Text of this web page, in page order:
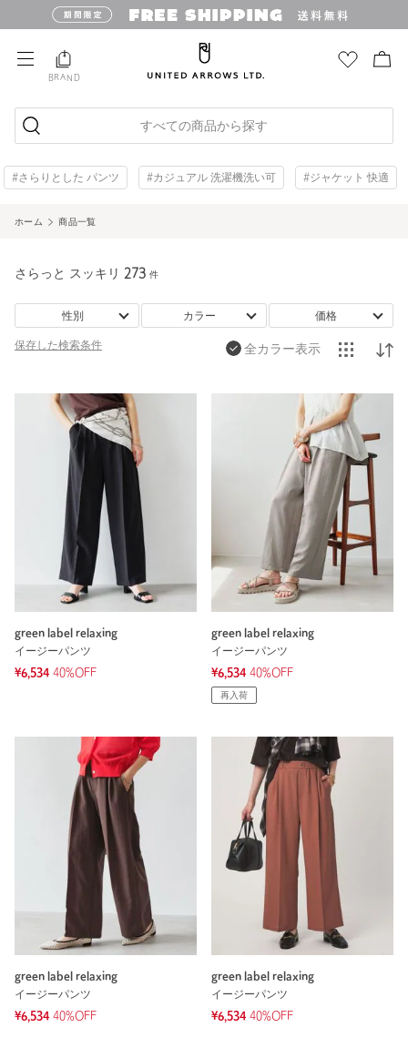
BRAND
すべての商品から探す
#さらりとした パンツ #カジュアル 洗濯機洗い可 #ジャケット 快適
ホーム 商品一覧
さらっと スッキリ 273 件
性別 カラー 価格
保存した検索条件 全カラー表示
green label relaxing
イージーパンツ
¥6,534 40%OFF
green label relaxing
イージーパンツ
¥6,534 40%OFF
再入荷
green label relaxing
イージーパンツ
¥6,534 40%OFF
green label relaxing
イージーパンツ
¥6,534 40%OFF